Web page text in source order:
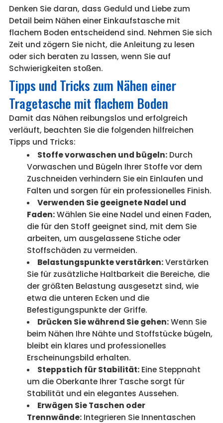
Denken Sie daran, dass Geduld und Liebe zum
Detail beim Nähen einer Einkaufstasche mit
flachem Boden entscheidend sind. Nehmen Sie sich
Zeit und zögern Sie nicht, die Anleitung zu lesen
oder sich beraten zu lassen, wenn Sie auf
Schwierigkeiten stoßen.
Tipps und Tricks zum Nähen einer
Tragetasche mit flachem Boden
Damit das Nähen reibungslos und erfolgreich
verläuft, beachten Sie die folgenden hilfreichen
Tipps und Tricks:
Stoffe vorwaschen und bügeln: Durch
Vorwaschen und Bügeln Ihrer Stoffe vor dem
Zuschneiden verhindern Sie ein Einlaufen und
Falten und sorgen für ein professionelles Finish.
Verwenden Sie geeignete Nadel und
Faden: Wählen Sie eine Nadel und einen Faden,
die für den Stoff geeignet sind, mit dem Sie
arbeiten, um ausgelassene Stiche oder
Stoffschäden zu vermeiden.
Belastungspunkte verstärken:Verstärken
Sie für zusätzliche Haltbarkeit die Bereiche, die
der größten Belastung ausgesetzt sind, wie
etwa die unteren Ecken und die
Befestigungspunkte der Griffe.
Drücken Sie während Sie gehen:Wenn Sie
beim Nähen Ihre Nähte und Stoffstücke bügeln,
bleibt ein klares und professionelles
Erscheinungsbild erhalten.
Steppstich für Stabilität: Eine Steppnaht
um die Oberkante Ihrer Tasche sorgt für
Stabilität und ein elegantes Aussehen.
Erwägen Sie Taschen oder
Trennwände: Integrieren Sie Innentaschen